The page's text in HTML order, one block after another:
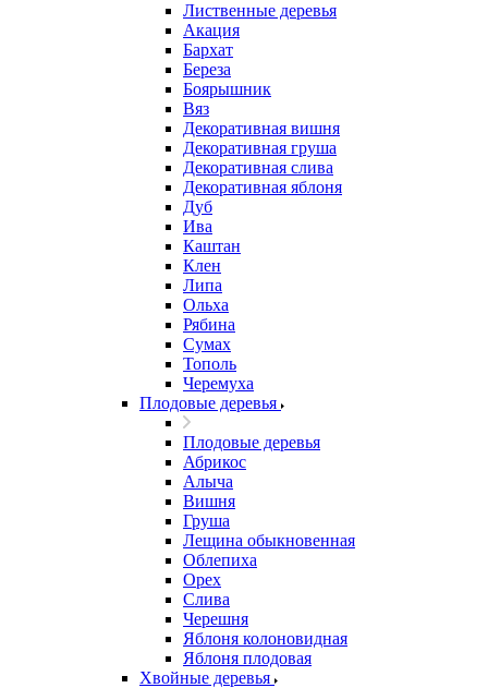
Лиственные деревья
Акация
Бархат
Береза
Боярышник
Вяз
Декоративная вишня
Декоративная груша
Декоративная слива
Декоративная яблоня
Дуб
Ива
Каштан
Клен
Липа
Ольха
Рябина
Сумах
Тополь
Черемуха
Плодовые деревья
Плодовые деревья
Абрикос
Алыча
Вишня
Груша
Лещина обыкновенная
Облепиха
Орех
Слива
Черешня
Яблоня колоновидная
Яблоня плодовая
Хвойные деревья